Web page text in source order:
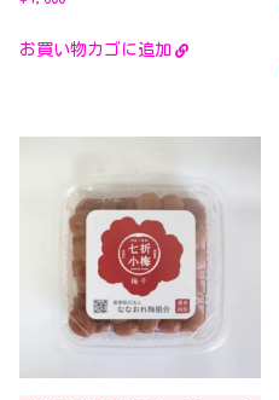
お買い物カゴに追加